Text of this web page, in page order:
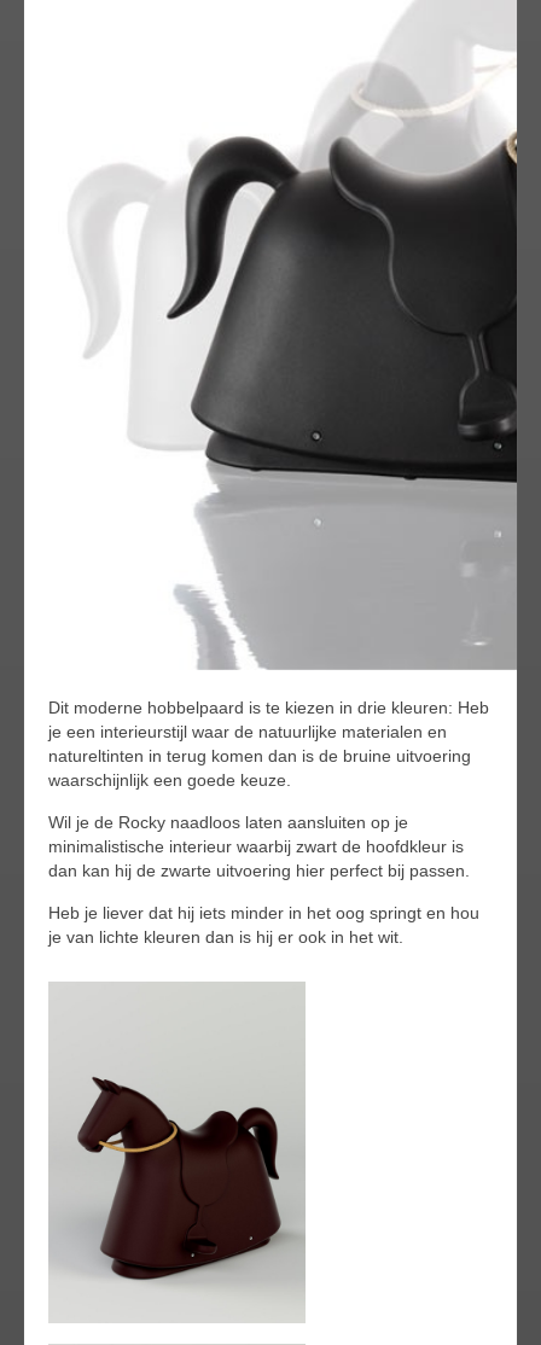
Dit moderne hobbelpaard is te kiezen in drie kleuren: Heb
je een interieurstijl waar de natuurlijke materialen en
natureltinten in terug komen dan is de bruine uitvoering
waarschijnlijk een goede keuze.
Wil je de Rocky naadloos laten aansluiten op je
minimalistische interieur waarbij zwart de hoofdkleur is
dan kan hij de zwarte uitvoering hier perfect bij passen.
Heb je liever dat hij iets minder in het oog springt en hou
je van lichte kleuren dan is hij er ook in het wit.